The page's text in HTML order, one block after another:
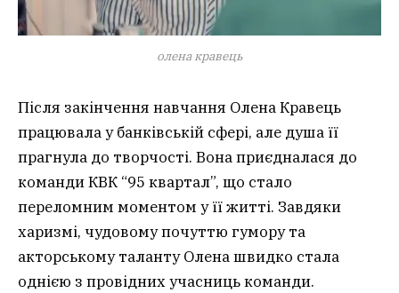
олена кравець
Після закінчення навчання Олена Кравець
працювала у банківській сфері, але душа її
прагнула до творчості. Вона приєдналася до
команди КВК “95 квартал”, що стало
переломним моментом у її житті. Завдяки
харизмі, чудовому почуттю гумору та
акторському таланту Олена швидко стала
однією з провідних учасниць команди.